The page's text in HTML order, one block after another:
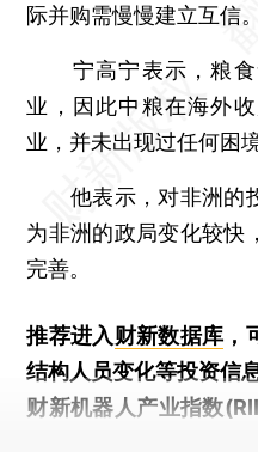
际并购需慢慢建立互信。
宁高宁表示，粮食
业，因此中粮在海外
业，并未出现过任何困境
他表示，对非洲的
为非洲的政局变化较快
完善。
推荐进入财新数据库 ，
结构人员变化等投资信息
财新机器人产业指数